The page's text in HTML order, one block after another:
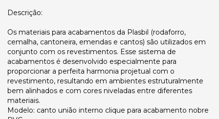
Descrição:
Os materiais para acabamentos da Plasbil (rodaforro,
cemalha, cantoneira, emendas e cantos) são utilizados em
conjunto com os revestimentos. Esse sistema de
acabamentos é desenvolvido especialmente para
proporcionar a perfeita harmonia projetual com o
revestimento, resultando em ambientes estruturalmente
bem alinhados e com cores niveladas entre diferentes
materiais.
Modelo: canto união interno clique para acabamento nobre